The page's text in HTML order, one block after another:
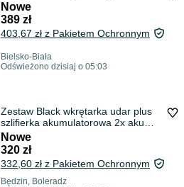
Nowe
389 zł
403,67 zł z Pakietem Ochronnym
Bielsko-Biała
Odświeżono dzisiaj o 05:03
Zestaw Black wkrętarka udar plus
szlifierka akumulatorowa 2x aku
najwi
Nowe
320 zł
332,60 zł z Pakietem Ochronnym
Będzin, Boleradz